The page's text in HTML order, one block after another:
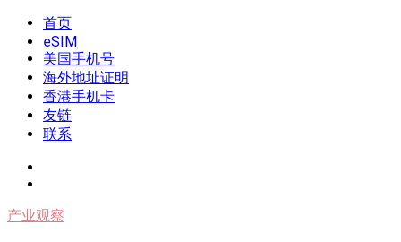
Skip
content
我是王掌柜
新闻酸菜馆|极客电台|自媒体联盟
首页
eSIM
美国手机号
海外地址证明
香港手机卡
友链
联系
产业观察